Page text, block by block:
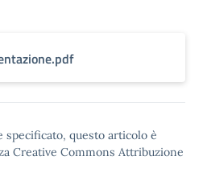
specificato, questo articolo è
Creative Commons Attribuzione